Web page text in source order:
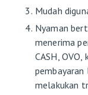
Mudah
Nyaman
menerima
CASH,
pembayaran
melakukan